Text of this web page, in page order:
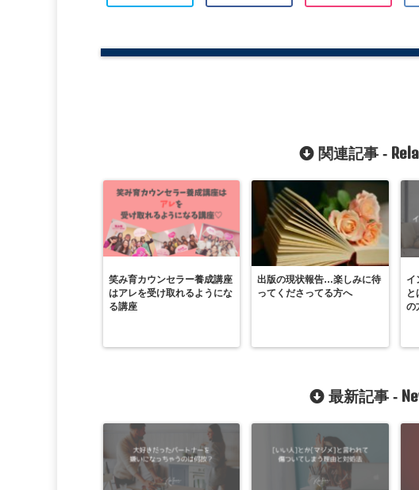
関連記事 -
笑み育カウンセラー養成講座
はアレを受け取れるようにな
る講座
出版の現状報告…楽しみに待
ってくださってる方へ
イ
と
の
最新記事 -